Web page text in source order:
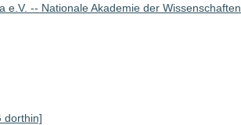
-- Nationale Akademie der Wissenschaften
dorthin]